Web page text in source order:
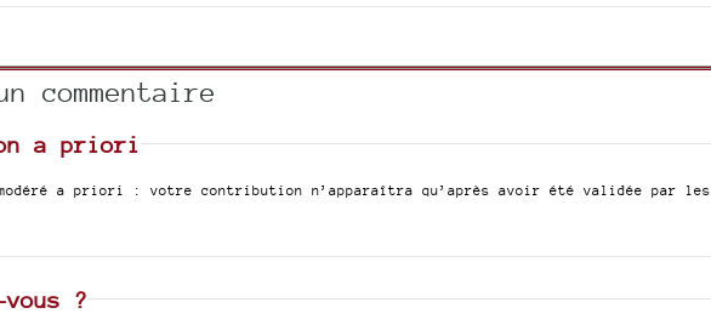
commentaire
a priori
a priori : votre contribution n’apparaîtra qu’après avoir été validée par les
?